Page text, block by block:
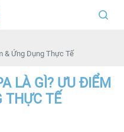
& Ứng Dụng Thực Tế
LÀ GÌ? ƯU ĐIỂM
THỰC TẾ